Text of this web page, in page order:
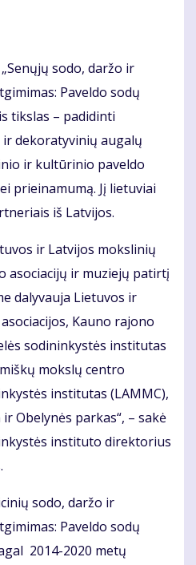
sodo, daržo ir
Paveldo sodų
tikslas – padidinti
dekoratyvinių augalų
ir kultūrinio paveldo
prieinamumą. Jį lietuviai
iš Latvijos.
ir Latvijos mokslinių
asociacijų ir muziejų patirtį
dalyvauja Lietuvos ir
Kauno rajono
sodininkystės institutas
mokslų centro
institutas (LAMMC),
Obelynės parkas“, – sakė
instituto direktorius
sodo, daržo ir
Paveldo sodų
2014-2020 metų